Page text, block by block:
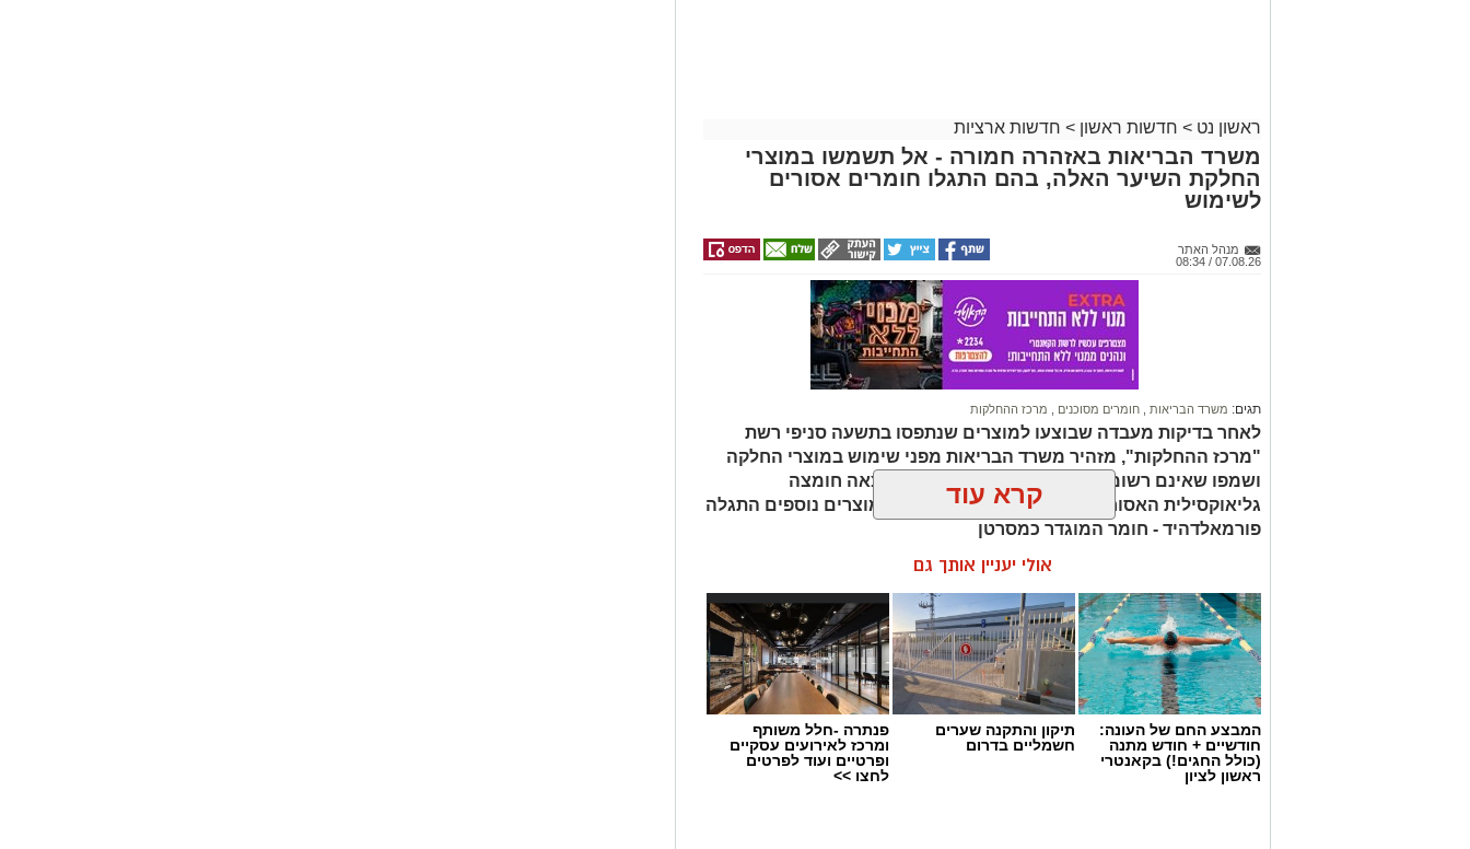
ראשון נט > חדשות ראשון > חדשות ארציות
משרד הבריאות באזהרה חמורה - אל תשמשו במוצרי
החלקת השיער האלה, בהם התגלו חומרים אסורים
לשימוש
מנהל האתר
07.08.26 / 08:34
תגים: משרד הבריאות חומרים מסוכנים מרכז ההחלקות
לאחר בדיקות מעבדה שבוצעו למוצרים שנתפסו בתשעה סניפי רשת
"מרכז ההחלקות", מזהיר משרד הבריאות מפני שימוש במוצרי החלקה
ושמפו שאינם רשומים כחוק. בחלק מהמוצרים נמצאה חומצה
גליאוקסילית האסורה לשימוש בהחלקות שיער, ובמוצרים נוספים התגלה
פורמאלדהיד - חומר המוגדר כמסרטן
קרא עוד
אולי יעניין אותך גם
המבצע החם של העונה:
חודשיים + חודש מתנה
(כולל החגים!) בקאנטרי
ראשון לציון
תיקון והתקנה שערים
חשמליים בדרום
פנתרה -חלל משותף
ומרכז לאירועים עסקיים
ופרטיים ועוד לפרטים
לחצו >>